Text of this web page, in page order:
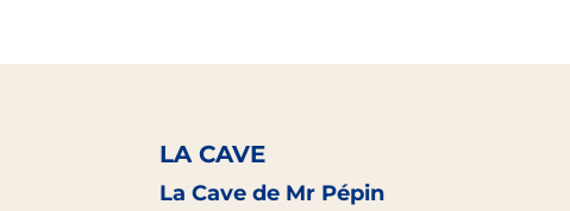
LA CAVE
La Cave de Mr Pépin